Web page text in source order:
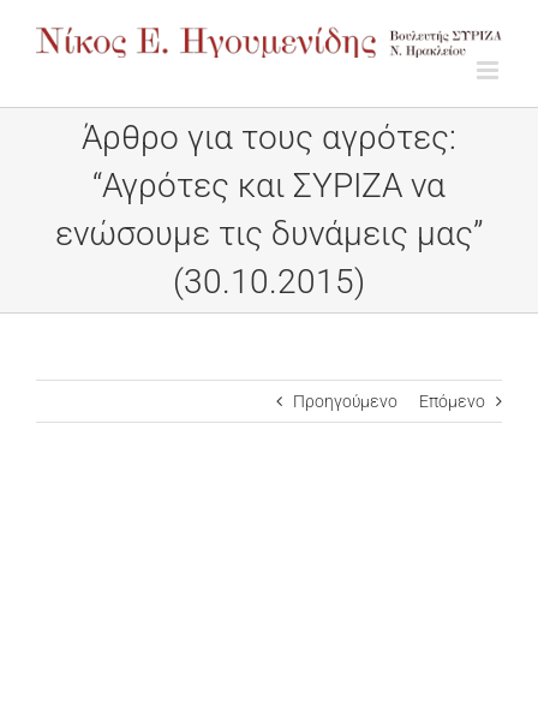
Άρθρο για τους αγρότες:
“Αγρότες και ΣΥΡΙΖΑ να
ενώσουμε τις δυνάμεις μας”
(30.10.2015)
Προηγούμενο Επόμενο